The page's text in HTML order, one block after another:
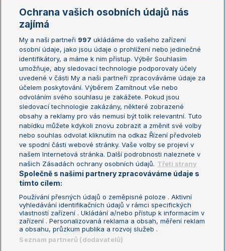
Žebříčky
Žebříček ATP (muži)
Žebříček WTA (ženy)
Sázkařský žebříček
Australian Open
French Open
Wimbledon
US Open
Turnaj mistrů
Turnaj mistryň
Aktualní trendy
Fotbalové přestupy
Livesport Daily
LS Prague Open
Podmínky užití
Nastavení soukromí
GDPR a žurnalistika
Reklama
Kontakt
Informace o zpracování osobních
údajů
Ochrana vašich osobních údajů nás
zajímá
My a naši partneři 997 ukládáme do vašeho zařízení
osobní údaje, jako jsou údaje o prohlížení nebo jedinečné
identifikátory, a máme k nim přístup. Výběr Souhlasím
umožňuje, aby sledovací technologie podporovaly účely
uvedené v části My a naši partneři zpracováváme údaje za
účelem poskytování. Výběrem Zamítnout vše nebo
odvoláním svého souhlasu je zakážete. Pokud jsou
sledovací technologie zakázány, některé zobrazené
obsahy a reklamy pro vás nemusí být tolik relevantní. Tuto
nabídku můžete kdykoli znovu zobrazit a změnit své volby
nebo souhlas odvolat kliknutím na odkaz Řízení předvoleb
ve spodní části webové stránky. Vaše volby se projeví v
našem Internetová stránka. Další podrobnosti naleznete v
našich Zásadách ochrany osobních údajů. Třetí strany
Společně s našimi partnery zpracováváme údaje s
tímto cílem:
Používání přesných údajů o zeměpisné poloze . Aktivní
vyhledávání identifikačních údajů v rámci specifických
vlastností zařízení . Ukládání a/nebo přístup k informacím v
zařízení . Personalizovaná reklama a obsah, měření reklam
a obsahu, průzkum publika a rozvoj služeb .
Seznam partnerů (dodavatelů)